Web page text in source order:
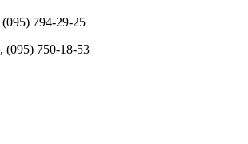
(095) 794-29-25
, (095) 750-18-53